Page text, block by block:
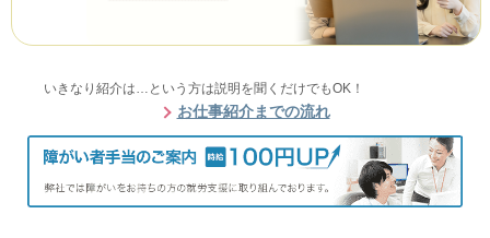
いきなり紹介は…という方は説明を聞くだけでもOK！
お仕事紹介までの流れ